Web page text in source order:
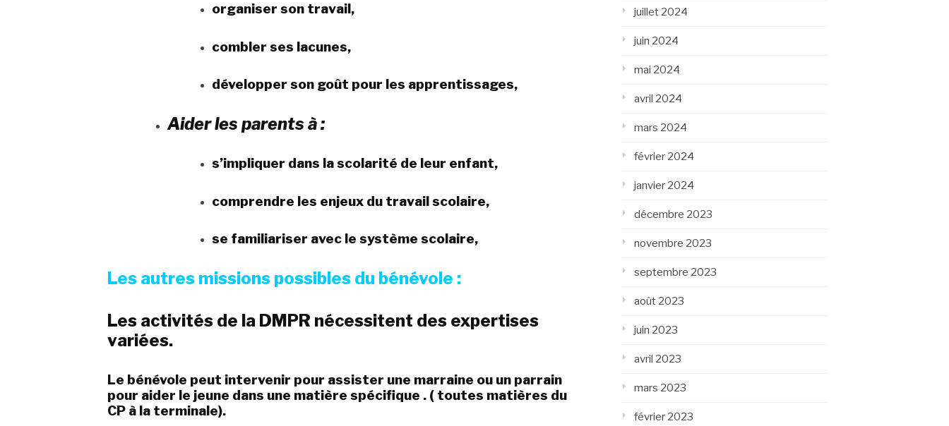
organiser son travail,
combler ses lacunes,
développer son goût pour les apprentissages,
Aider les parents à :
s’impliquer dans la scolarité de leur enfant,
comprendre les enjeux du travail scolaire,
se familiariser avec le système scolaire,
Les autres missions possibles du bénévole :
Les activités de la DMPR nécessitent des expertises
variées.
Le bénévole peut intervenir pour assister une marraine ou un parrain
pour aider le jeune dans une matière spécifique . ( toutes matières du
CP à la terminale).
juillet 2024
juin 2024
mai 2024
avril 2024
mars 2024
février 2024
janvier 2024
décembre 2023
novembre 2023
septembre 2023
août 2023
juin 2023
avril 2023
mars 2023
février 2023